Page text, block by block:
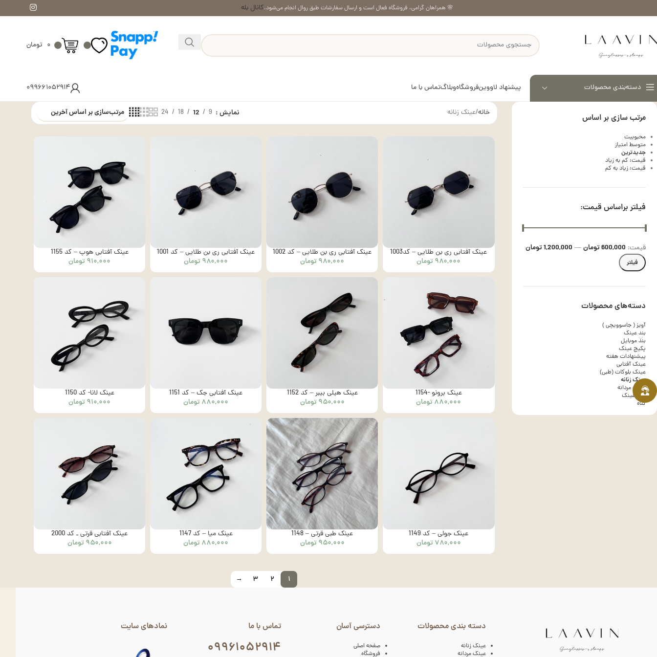
🌸 همراهان گرامی، فروشگاه فعال است و ارسال سفارشات طبق روال انجام می‌شود.کانال بله
۰ تومان
دسته‌بندی محصولات پیشنهاد لاووینفروشگاهوبلاگتماس با ما ۰۹۹۶۶۱۰۵۲۹۱۴
مرتب سازی بر اساس
محبوبیت
متوسط امتیاز
جدیدترین
قیمت: کم به زیاد
قیمت: زیاد به کم
فیلتر براساس قیمت:
فیلتر
قیمت: 600,000 تومان — 1,200,000 تومان
دسته‌های محصولات
آویز ( جاسوویچی )
بند عینک
بند موبایل
پکیج عینک
پیشنهادات هفته
عینک آفتابی
عینک بلوکات (طبی)
عینک زنانه
عینک مردانه
کاور عینک
کلاه
خانه عینک زنانه نمایش 9
12
18
24
عینک آفتابی ری بن طلایی – کد1003
۹۸۰,۰۰۰ تومان
عینک آفتابی ری بن طلایی – کد 1002
۹۸۰,۰۰۰ تومان
عینک آفتابی ری بن طلایی – کد 1001
۹۸۰,۰۰۰ تومان
عینک آفتابی هوپ – کد 1155
۹۱۰,۰۰۰ تومان
عینک برونو -1154
۸۸۰,۰۰۰ تومان
عینک هیلی بیبر – کد 1152
۹۵۰,۰۰۰ تومان
عینک آفتابی جک – کد 1151
۸۸۰,۰۰۰ تومان
عینک لانا- کد 1150
۹۱۰,۰۰۰ تومان
عینک جولی – کد 1149
۷۸۰,۰۰۰ تومان
عینک طبی قرتی – 1148
۹۵۰,۰۰۰ تومان
عینک میا – کد 1147
۸۸۰,۰۰۰ تومان
عینک آفتابی قرتی ـ کد 2000
۹۵۰,۰۰۰ تومان
۱ ۲ ۳ →
دسته بندی محصولات
عینک زنانه
عینک مردانه
دسترسی آسان
صفحه اصلی
فروشگاه
تماس با ما
۰۹۹۶۱۰۵۲۹۱۴
نمادهای سایت